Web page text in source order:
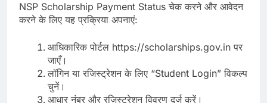
NSP Scholarship Payment Status चेक करने और आवेदन
करने के लिए यह प्रक्रिया अपनाएं:
आधिकारिक पोर्टल https://scholarships.gov.in पर
जाएँ।
लॉगिन या रजिस्ट्रेशन के लिए “Student Login” विकल्प
चुनें।
आधार नंबर और रजिस्ट्रेशन विवरण दर्ज करें।